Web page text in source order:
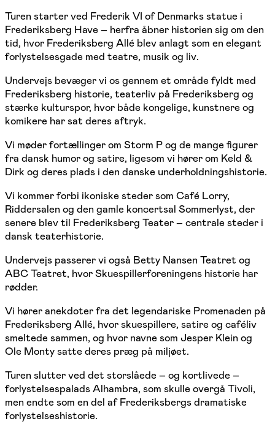
Turen starter ved Frederik VI of Denmarks statue i
Frederiksberg Have – herfra åbner historien sig om den
tid, hvor Frederiksberg Allé blev anlagt som en elegant
forlystelsesgade med teatre, musik og liv.
Undervejs bevæger vi os gennem et område fyldt med
Frederiksberg historie, teaterliv på Frederiksberg og
stærke kulturspor, hvor både kongelige, kunstnere og
komikere har sat deres aftryk.
Vi møder fortællinger om Storm Pog de mange figurer
fra dansk humor og satire, ligesom vi hører om Keld &
Dirk og deres plads i den danske underholdningshistorie.
Vi kommer forbi ikoniske steder som Café Lorry,
Riddersalen og den gamle koncertsal Sommerlyst, der
senere blev til Frederiksberg Teater – centrale steder i
dansk teaterhistorie.
Undervejs passerer vi også Betty Nansen Teatret og
ABC Teatret, hvor Skuespillerforeningens historie har
rødder.
Vi hører anekdoter fra det legendariske Promenaden på
Frederiksberg Allé, hvor skuespillere, satire og caféliv
smeltede sammen, og hvor navne som Jesper Klein og
Ole Monty satte deres præg på miljøet.
Turen slutter ved det storslåede – og kortlivede –
forlystelsespalads Alhambra, som skulle overgå Tivoli,
men endte som en del af Frederiksbergs dramatiske
forlystelseshistorie.